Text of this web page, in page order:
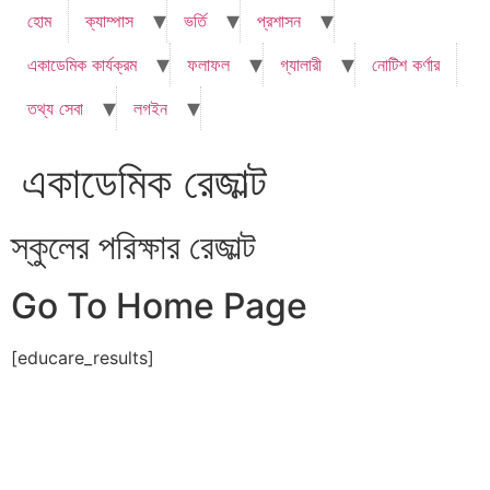
হোম ক্যাম্পাস ভর্তি
প্রশাসন
একাডেমিক কার্যক্রম
ফলাফল গ্যালারী
নোটিশ কর্ণার
তথ্য সেবা
লগইন
একাডেমিক রেজাল্ট
স্কুলের পরিক্ষার রেজাল্ট
Go To Home Page
[educare_results]